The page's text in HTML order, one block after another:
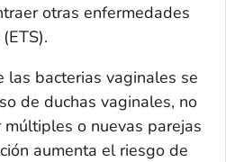
otras enfermedades
las bacterias vaginales se
de duchas vaginales, no
o nuevas parejas
aumenta el riesgo de